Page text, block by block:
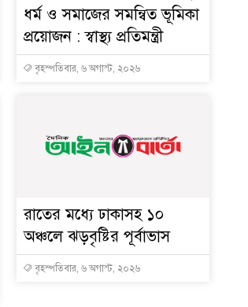
ধর্ম ও সমাজের সমন্বিত ভূমিকা
প্রয়োজন : স্বাস্থ্য প্রতিমন্ত্রী
বৃহস্পতিবার, ৬ অগাস্ট, ২০২৬
রাতের মধ্যে ঢাকাসহ ১০
অঞ্চলে ঝড়বৃষ্টির পূর্বাভাস
বৃহস্পতিবার, ৬ অগাস্ট, ২০২৬